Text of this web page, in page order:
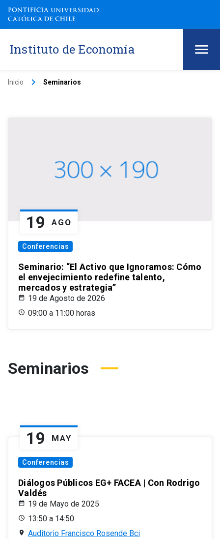
Instituto de Economía
Inicio keyboard_arrow_right Seminarios
19 AGO
Conferencias
Seminario: “El Activo que Ignoramos: Cómo
el envejecimiento redefine talento,
mercados y estrategia”
19 de Agosto de 2026
09:00 a 11:00 horas
Seminarios
19 MAY
Conferencias
Diálogos Públicos EG+ FACEA | Con Rodrigo
Valdés
19 de Mayo de 2025
13:50 a 14:50
Auditorio Francisco Rosende Bci